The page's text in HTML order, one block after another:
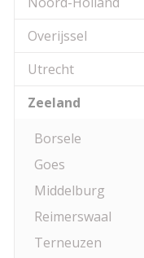
Overijssel
Utrecht
Zeeland
Borsele
Goes
Middelburg
Reimerswaal
Terneuzen